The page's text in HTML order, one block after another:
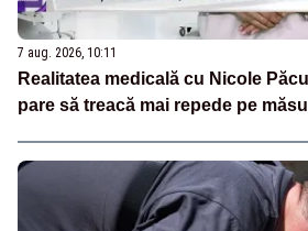
7 aug. 2026, 10:11
Realitatea medicală cu Nicole
pare să treacă mai repede pe